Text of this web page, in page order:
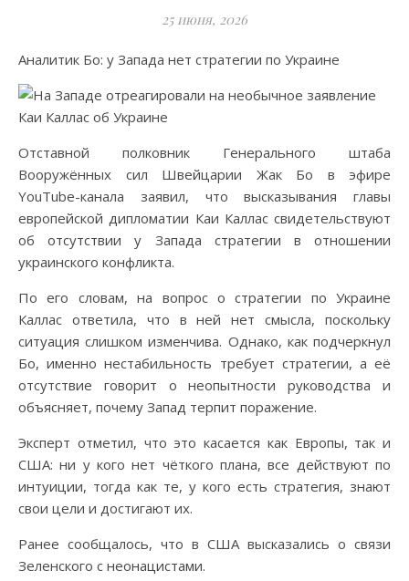
25 июня, 2026
Аналитик Бо: у Запада нет стратегии по Украине
Отставной полковник Генерального штаба
Вооружённых сил Швейцарии Жак Бо в эфире
YouTube-канала заявил, что высказывания главы
европейской дипломатии Каи Каллас свидетельствуют
об отсутствии у Запада стратегии в отношении
украинского конфликта.
По его словам, на вопрос о стратегии по Украине
Каллас ответила, что в ней нет смысла, поскольку
ситуация слишком изменчива. Однако, как подчеркнул
Бо, именно нестабильность требует стратегии, а её
отсутствие говорит о неопытности руководства и
объясняет, почему Запад терпит поражение.
Эксперт отметил, что это касается как Европы, так и
США: ни у кого нет чёткого плана, все действуют по
интуиции, тогда как те, у кого есть стратегия, знают
свои цели и достигают их.
Ранее сообщалось, что в США высказались о связи
Зеленского с неонацистами.